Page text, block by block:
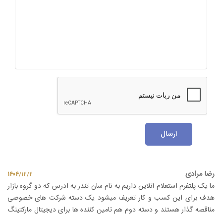
ارسال
رضا مرادی ۱۴۰۴/۱۲/۲
ما یک پلتفرم استعلام انلاین داریم به نام سان تندر به ادرس که دو گروه بازار
هدف برای این کسب و کار تعریف میشود یک دسته شرکت های خصوصی
مناقصه گذار هستند و دسته دوم هم تامین کننده ها برای دیجیتال مارکتینگ